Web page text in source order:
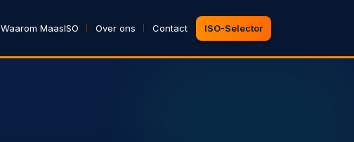
Waarom MaasISO Over ons Contact ISO-Selector